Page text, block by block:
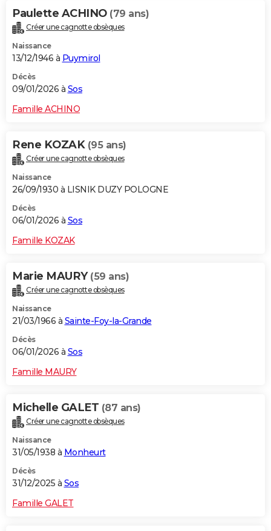
Paulette ACHINO (79 ans)
Créer une cagnotte obsèques
Naissance
13/12/1946 à Puymirol
Décès
09/01/2026 à Sos
Famille ACHINO
Rene KOZAK (95 ans)
Créer une cagnotte obsèques
Naissance
26/09/1930 à LISNIK DUZY POLOGNE
Décès
06/01/2026 à Sos
Famille KOZAK
Marie MAURY (59 ans)
Créer une cagnotte obsèques
Naissance
21/03/1966 à Sainte-Foy-la-Grande
Décès
06/01/2026 à Sos
Famille MAURY
Michelle GALET (87 ans)
Créer une cagnotte obsèques
Naissance
31/05/1938 à Monheurt
Décès
31/12/2025 à Sos
Famille GALET